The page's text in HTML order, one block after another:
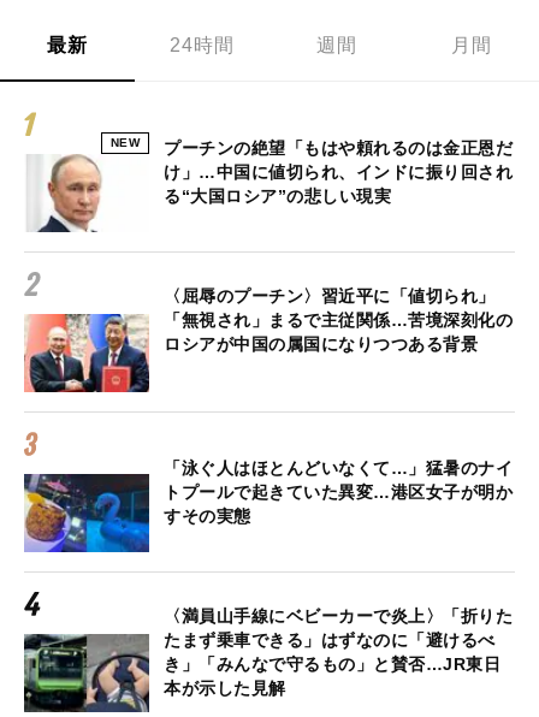
最新 24時間 週間 月間
NEW
プーチンの絶望「もはや頼れるのは金正恩だ
け」…中国に値切られ、インドに振り回され
る“大国ロシア”の悲しい現実
〈屈辱のプーチン〉習近平に「値切られ」
「無視され」まるで主従関係…苦境深刻化の
ロシアが中国の属国になりつつある背景
「泳ぐ人はほとんどいなくて…」猛暑のナイ
トプールで起きていた異変…港区女子が明か
すその実態
〈満員山手線にベビーカーで炎上〉「折りた
たまず乗車できる」はずなのに「避けるべ
き」「みんなで守るもの」と賛否…JR東日
本が示した見解